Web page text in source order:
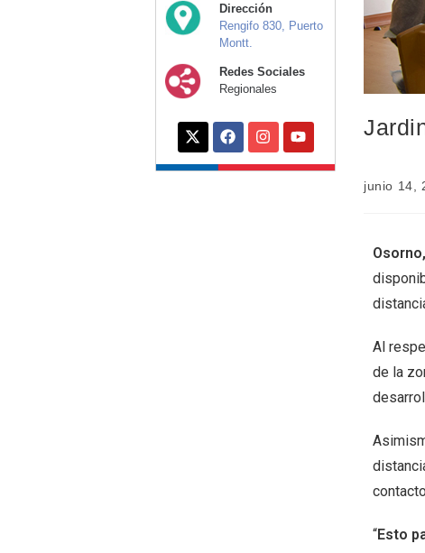
Dirección
Rengifo 830, Puerto
Montt.
Redes Sociales
Regionales
junio 14,
Osorno,
Al
de la
“Esto